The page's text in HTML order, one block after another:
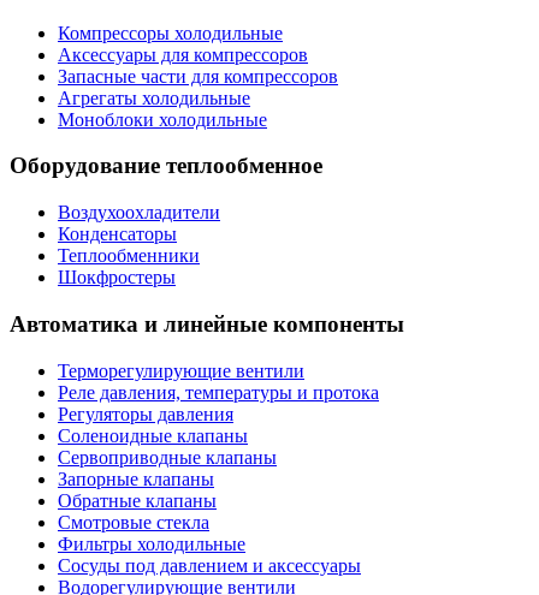
Компрессоры холодильные
Аксессуары для компрессоров
Запасные части для компрессоров
Агрегаты холодильные
Моноблоки холодильные
Оборудование теплообменное
Воздухоохладители
Конденсаторы
Теплообменники
Шокфростеры
Автоматика и линейные компоненты
Терморегулирующие вентили
Реле давления, температуры и протока
Регуляторы давления
Соленоидные клапаны
Сервоприводные клапаны
Запорные клапаны
Обратные клапаны
Смотровые стекла
Фильтры холодильные
Сосуды под давлением и аксессуары
Водорегулирующие вентили